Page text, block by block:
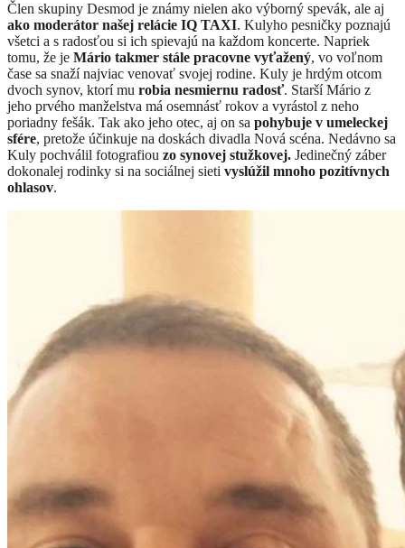
Člen skupiny Desmod je známy nielen ako výborný spevák, ale aj
ako moderátor našej relácie IQ TAXI. Kulyho pesničky poznajú
všetci a s radosťou si ich spievajú na každom koncerte. Napriek
tomu, že je Mário takmer stále pracovne vyťažený, vo voľnom
čase sa snaží najviac venovať svojej rodine. Kuly je hrdým otcom
dvoch synov, ktorí mu robia nesmiernu radosť. Starší Mário z
jeho prvého manželstva má osemnásť rokov a vyrástol z neho
poriadny fešák. Tak ako jeho otec, aj on sa pohybuje v umeleckej
sfére, pretože účinkuje na doskách divadla Nová scéna. Nedávno sa
Kuly pochválil fotografiou zo synovej stužkovej. Jedinečný záber
dokonalej rodinky si na sociálnej sieti vyslúžil mnoho pozitívnych
ohlasov.